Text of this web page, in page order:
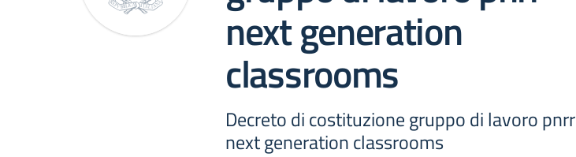
next generation
classrooms
Decreto di costituzione gruppo di lavoro pnrr
next generation classrooms